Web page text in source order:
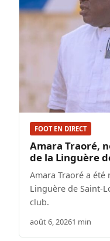
FOOT EN DIRECT
Amara Traoré,
de la Linguère
Amara Traoré a
Linguère de Saint-
club.
août 6, 20261 min